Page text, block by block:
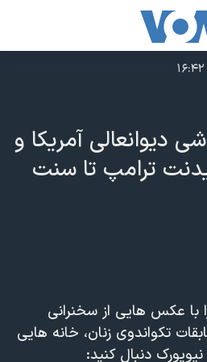
دیوانعالی آمریکا و
ترامپ تا سنت
با عکس هایی از سخنرانی
تکواندوی زنان، خانه هایی
دنبال کنید: